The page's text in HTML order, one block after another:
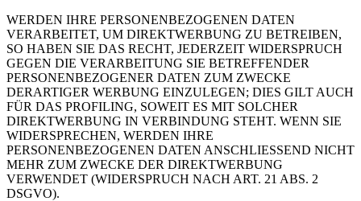
WERDEN IHRE PERSONENBEZOGENEN DATEN
VERARBEITET, UM DIREKTWERBUNG ZU BETREIBEN,
SO HABEN SIE DAS RECHT, JEDERZEIT WIDERSPRUCH
GEGEN DIE VERARBEITUNG SIE BETREFFENDER
PERSONENBEZOGENER DATEN ZUM ZWECKE
DERARTIGER WERBUNG EINZULEGEN; DIES GILT AUCH
FÜR DAS PROFILING, SOWEIT ES MIT SOLCHER
DIREKTWERBUNG IN VERBINDUNG STEHT. WENN SIE
WIDERSPRECHEN, WERDEN IHRE
PERSONENBEZOGENEN DATEN ANSCHLIESSEND NICHT
MEHR ZUM ZWECKE DER DIREKTWERBUNG
VERWENDET (WIDERSPRUCH NACH ART. 21 ABS. 2
DSGVO).